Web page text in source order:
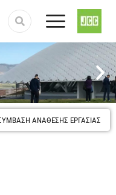
επαγγέλματος του
ΑΝΑΘΕΣΗΣ ΕΡΓΑΣΙΑΣ